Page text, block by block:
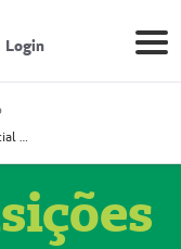
Login
Prestador Essencial Gestão em Saúde Ereli (51004354-7)